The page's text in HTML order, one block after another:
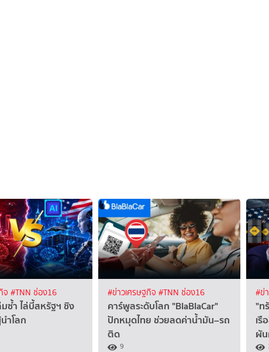
จ #TNN ช่อง16
ซ้ำ ไล่บี้สหรัฐฯ ชิง
ำโลก
#ข่าวเศรษฐกิจ #TNN ช่อง16
คาร์พูลระดับโลก "BlaBlaCar"
ปักหมุดไทย ช่วยลดค่าน้ำมัน–รถ
ติด
9
#ข่
"ท
เ
ผั